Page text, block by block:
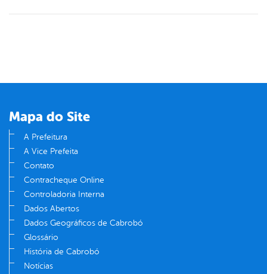
Mapa do Site
A Prefeitura
A Vice Prefeita
Contato
Contracheque Online
Controladoria Interna
Dados Abertos
Dados Geográficos de Cabrobó
Glossário
História de Cabrobó
Notícias